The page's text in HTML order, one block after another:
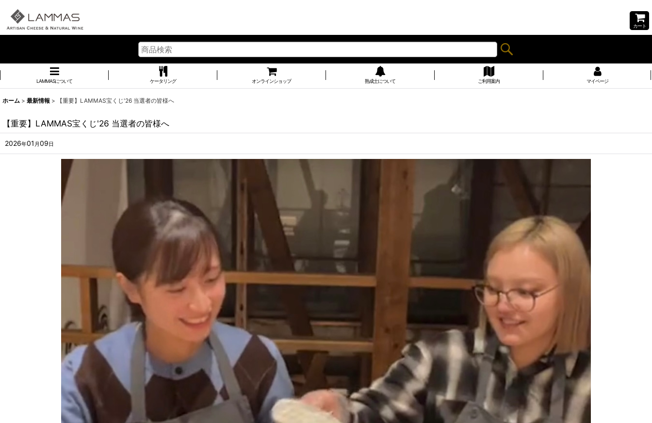
カート
LAMMASについて ケータリング オンラインショップ 熟成士について ご利用案内 マイページ
ホーム > 最新情報 > 【重要】LAMMAS宝くじ'26 当選者の皆様へ
【重要】LAMMAS宝くじ'26 当選者の皆様へ
2026年01 月09日